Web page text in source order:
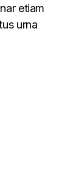
etiam
urna